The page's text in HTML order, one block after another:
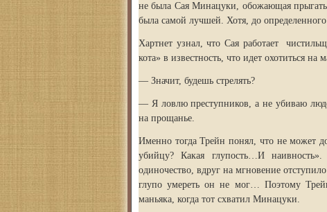
не была Сая Минацуки, обожающая
была самой лучшей. Хотя, до
Хартнет узнал, что Сая работает
кота» в известность, что идет охотиться на
— Значит, будешь стрелять?
— Я ловлю преступников, а не убиваю
на прощанье.
Именно тогда Трейн понял, что не может
убийцу? Какая глупость…И
одиночество, вдруг на мгновение
глупо умереть он не мог… Поэтому
маньяка, когда тот схватил Минацуки.